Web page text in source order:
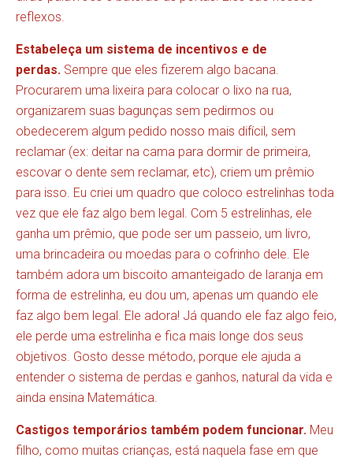
reflexos.
Estabeleça um sistema de incentivos e de
perdas. Sempre que eles fizerem algo bacana.
Procurarem uma lixeira para colocar o lixo na rua,
organizarem suas bagunças sem pedirmos ou
obedecerem algum pedido nosso mais difícil, sem
reclamar (ex: deitar na cama para dormir de primeira,
escovar o dente sem reclamar, etc), criem um prêmio
para isso. Eu criei um quadro que coloco estrelinhas toda
vez que ele faz algo bem legal. Com 5 estrelinhas, ele
ganha um prêmio, que pode ser um passeio, um livro,
uma brincadeira ou moedas para o cofrinho dele. Ele
também adora um biscoito amanteigado de laranja em
forma de estrelinha, eu dou um, apenas um quando ele
faz algo bem legal. Ele adora! Já quando ele faz algo feio,
ele perde uma estrelinha e fica mais longe dos seus
objetivos. Gosto desse método, porque ele ajuda a
entender o sistema de perdas e ganhos, natural da vida e
ainda ensina Matemática.
Castigos temporários também podem funcionar. Meu
filho, como muitas crianças, está naquela fase em que